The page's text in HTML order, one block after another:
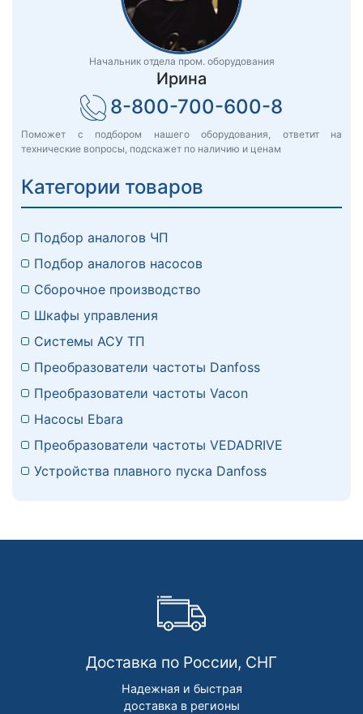
Начальник отдела пром. оборудования
Ирина
8-800-700-600-8
Поможет с подбором нашего оборудования, ответит на
технические вопросы, подскажет по наличию и ценам
Категории товаров
Подбор аналогов ЧП
Подбор аналогов насосов
Сборочное производство
Шкафы управления
Системы АСУ ТП
Преобразователи частоты Danfoss
Преобразователи частоты Vacon
Насосы Ebara
Преобразователи частоты VEDADRIVE
Устройства плавного пуска Danfoss
Доставка по России, СНГ
Надежная и быстрая
доставка в регионы